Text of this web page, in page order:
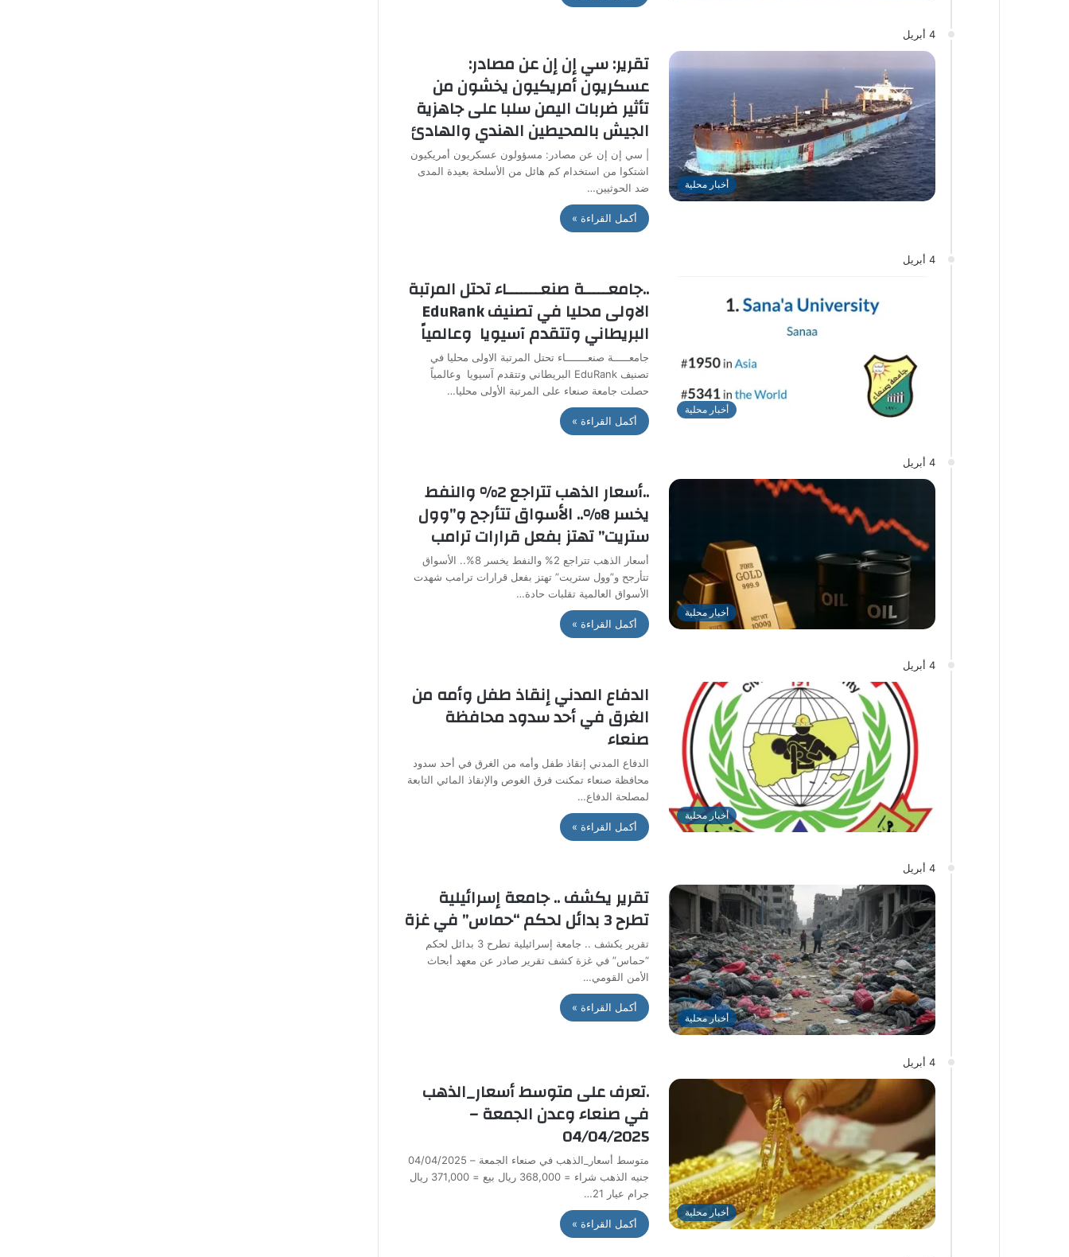
4 أبريل
أخبار محلية
تقرير: سي إن إن عن مصادر:
عسكريون أمريكيون يخشون من
تأثير ضربات اليمن سلبا على جاهزية
الجيش بالمحيطين الهندي والهادئ
| سي إن إن عن مصادر: مسؤولون عسكريون أمريكيون
اشتكوا من استخدام كم هائل من الأسلحة بعيدة المدى
ضد الحوثيين…
أكمل القراءة »
4 أبريل
أخبار محلية
..جامعـــــة صنعـــــــاء تحتل المرتبة
الاولى محليا في تصنيف EduRank
البريطاني وتتقدم آسيويا وعالمياً
جامعـــــة صنعـــــــاء تحتل المرتبة الاولى محليا في
تصنيف EduRank البريطاني وتتقدم آسيويا وعالمياً
حصلت جامعة صنعاء على المرتبة الأولى محليا…
أكمل القراءة »
4 أبريل
أخبار محلية
..أسعار الذهب تتراجع 2% والنفط
يخسر 8%.. الأسواق تتأرجح و”وول
ستريت” تهتز بفعل قرارات ترامب
أسعار الذهب تتراجع 2% والنفط يخسر 8%.. الأسواق
تتأرجح و”وول ستريت” تهتز بفعل قرارات ترامب شهدت
الأسواق العالمية تقلبات حادة…
أكمل القراءة »
4 أبريل
أخبار محلية
الدفاع المدني إنقاذ طفل وأمه من
الغرق في أحد سدود محافظة
صنعاء
الدفاع المدني إنقاذ طفل وأمه من الغرق في أحد سدود
محافظة صنعاء تمكنت فرق الغوص والإنقاذ المائي التابعة
لمصلحة الدفاع…
أكمل القراءة »
4 أبريل
أخبار محلية
تقرير يكشف .. جامعة إسرائيلية
تطرح 3 بدائل لحكم “حماس” في غزة
تقرير يكشف .. جامعة إسرائيلية تطرح 3 بدائل لحكم
“حماس” في غزة كشف تقرير صادر عن معهد أبحاث
الأمن القومي…
أكمل القراءة »
4 أبريل
أخبار محلية
.تعرف على متوسط أسعار_الذهب
في صنعاء وعدن الجمعة –
04/04/2025
متوسط أسعار_الذهب في صنعاء الجمعة – 04/04/2025
جنيه الذهب شراء = 368,000 ريال بيع = 371,000 ريال
جرام عيار 21…
أكمل القراءة »